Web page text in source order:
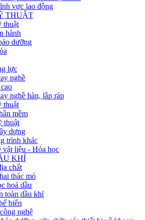
vực lao động
THUẬT
thuật
hành
dưỡng
lực
nghề
nghề hàn, lắp ráp
thuật
mềm
thuật
dựng
trình khác
vật liệu - Hóa học
KHÍ
chất
thác mỏ
hoá dầu
toàn dầu khí
biến
nghệ